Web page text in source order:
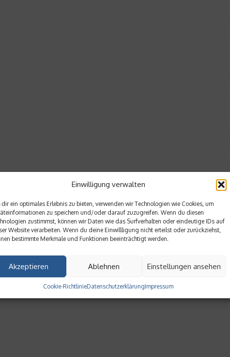
Einwilligung verwalten
dir ein optimales Erlebnis zu bieten, verwenden wir Technologien wie Cookies, um
zu speichern und/oder darauf zuzugreifen. Wenn du diesen
zustimmst, können wir Daten wie das Surfverhalten oder eindeutige IDs auf
Website verarbeiten. Wenn du deine Einwillligung nicht erteilst oder zurückziehst,
bestimmte Merkmale und Funktionen beeinträchtigt werden.
Akzeptieren Ablehnen Einstellungen ansehen
Cookie-RichtlinieDatenschutzerklärungImpressum